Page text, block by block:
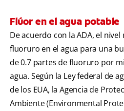
Flúor en el agua potable
De acuerdo con la ADA, el
fluoruro en el agua para una
de 0.7 partes de fluoruro por
agua. Según la Ley federal de
de los EUA, la Agencia de
Ambiente (Environmental